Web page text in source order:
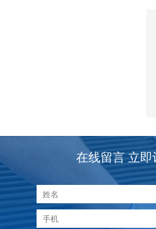
在线留言 立即